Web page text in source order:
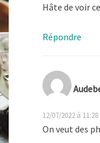
Hâte de voir
Répondre
12/07/2022 à 11:28
On veut des